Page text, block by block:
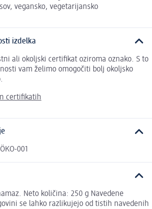
vegansko, vegetarijansko
izdelka
ali okoljski certifikat oziroma oznako. S to
vam želimo omogočiti bolj okoljsko
certifikatih
001
Neto količina: 250 g Navedene
se lahko razlikujejo od tistih navedenih